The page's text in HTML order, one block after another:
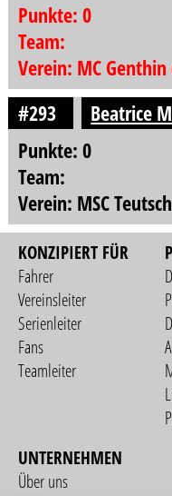
Punkte: 0
Team:
Verein: MC Genthin
#293
Beatrice
Punkte: 0
Team:
Verein: MSC
KONZIPIERT FÜR
Fahrer
Vereinsleiter
Serienleiter
Fans
Teamleiter
UNTERNEHMEN
Über uns